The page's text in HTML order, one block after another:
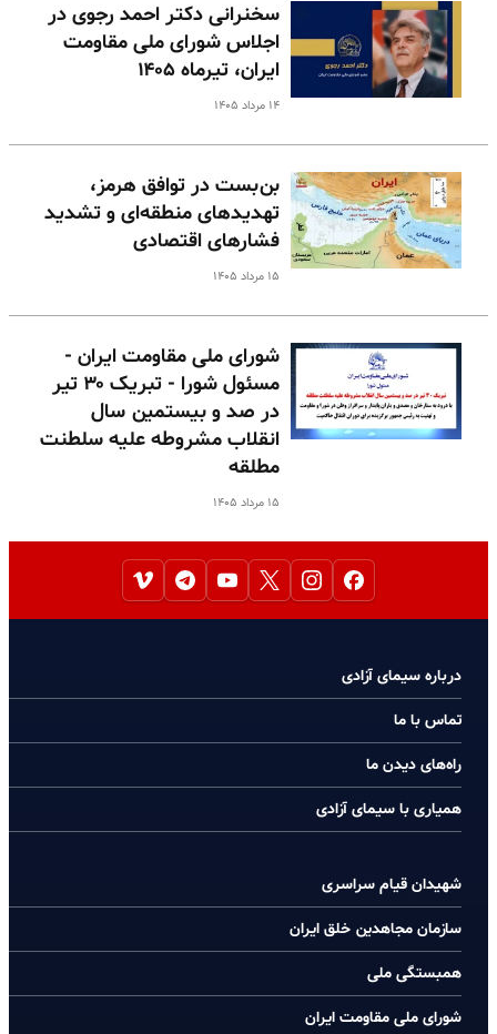
سخنرانی دکتر احمد رجوی در
اجلاس شورای ملی مقاومت
ایران، تیرماه ۱۴۰۵
۱۴ مرداد ۱۴۰۵
بن‌بست در توافق هرمز،
تهدیدهای منطقه‌ای و تشدید
فشارهای اقتصادی
۱۵ مرداد ۱۴۰۵
شورای ملی مقاومت ایران -
مسئول شورا - تبریک ۳۰ تیر
در صد و بیستمین سال
انقلاب مشروطه علیه سلطنت
مطلقه
۱۵ مرداد ۱۴۰۵
درباره سیمای آزادی
تماس با ما
راه‌های دیدن ما
همیاری با سیمای آزادی
شهیدان قیام سراسری
سازمان مجاهدین خلق ایران
همبستگی ملی
شورای ملی مقاومت ایران